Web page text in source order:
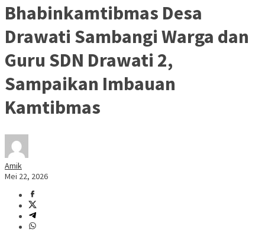
Bhabinkamtibmas Desa
Drawati Sambangi Warga dan
Guru SDN Drawati 2,
Sampaikan Imbauan
Kamtibmas
Amik
Mei 22, 2026